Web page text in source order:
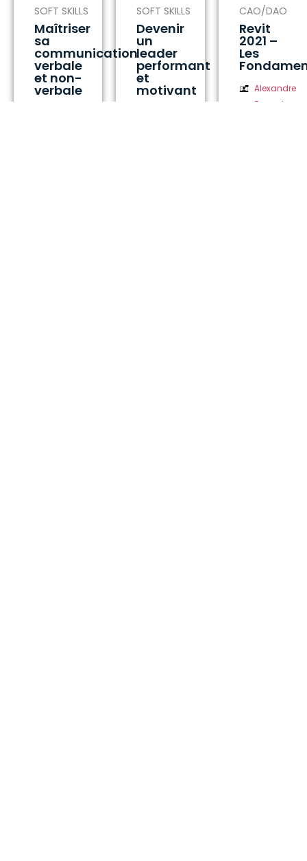
SOFT SKILLS
Maîtriser
sa
communication
verbale
et non-
verbale
SOFT SKILLS
Devenir
un
leader
performant
et
motivant
CAO/DAO
Revit
2021 –
Les
Alexandre
Formateur: